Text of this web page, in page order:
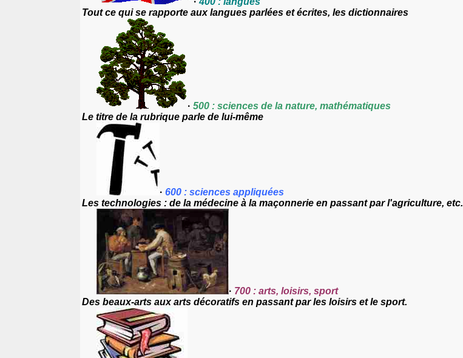
Tout ce qui se rapporte aux langues parlées et écrites, les dictionnaires
· 500 : sciences de la nature, mathématiques
Le titre de la rubrique parle de lui-même
· 600 : sciences appliquées
Les technologies : de la médecine à la maçonnerie en passant par l'agriculture, etc.
· 700 : arts, loisirs, sport
Des beaux-arts aux arts décoratifs en passant par les loisirs et le sport.